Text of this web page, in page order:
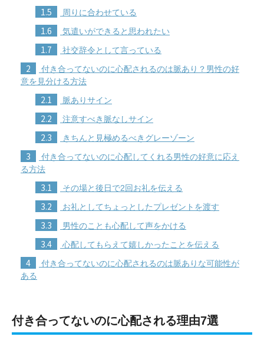
1.5 周りに合わせている
1.6 気遣いができると思われたい
1.7 社交辞令として言っている
2
付き合ってないのに心配されるのは脈あり？男性の好
意を見分ける方法
2.1 脈ありサイン
2.2 注意すべき脈なしサイン
2.3 きちんと見極めるべきグレーゾーン
3
付き合ってないのに心配してくれる男性の好意に応え
る方法
3.1 その場と後日で2回お礼を伝える
3.2 お礼としてちょっとしたプレゼントを渡す
3.3 男性のことも心配して声をかける
3.4 心配してもらえて嬉しかったことを伝える
4
付き合ってないのに心配されるのは脈ありな可能性が
ある
付き合ってないのに心配される理由7選